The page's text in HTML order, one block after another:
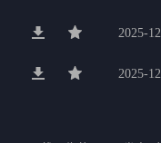
2025-
2025-